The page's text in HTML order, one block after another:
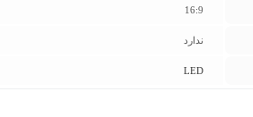
16:9
ندارد
LED